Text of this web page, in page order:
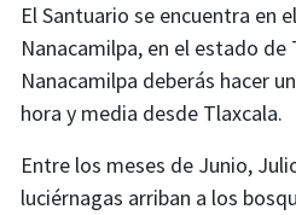
El Santuario se encuentra en
Nanacamilpa, en el estado de
Nanacamilpa deberás hacer
hora y media desde Tlaxcala.
Entre los meses de Junio,
luciérnagas arriban a los